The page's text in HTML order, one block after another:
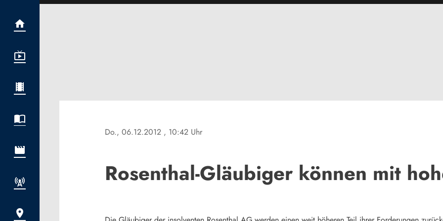
Do., 06.12.2012 , 10:42 Uhr
Rosenthal-Gläubiger können mit